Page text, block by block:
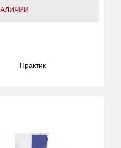
Практик